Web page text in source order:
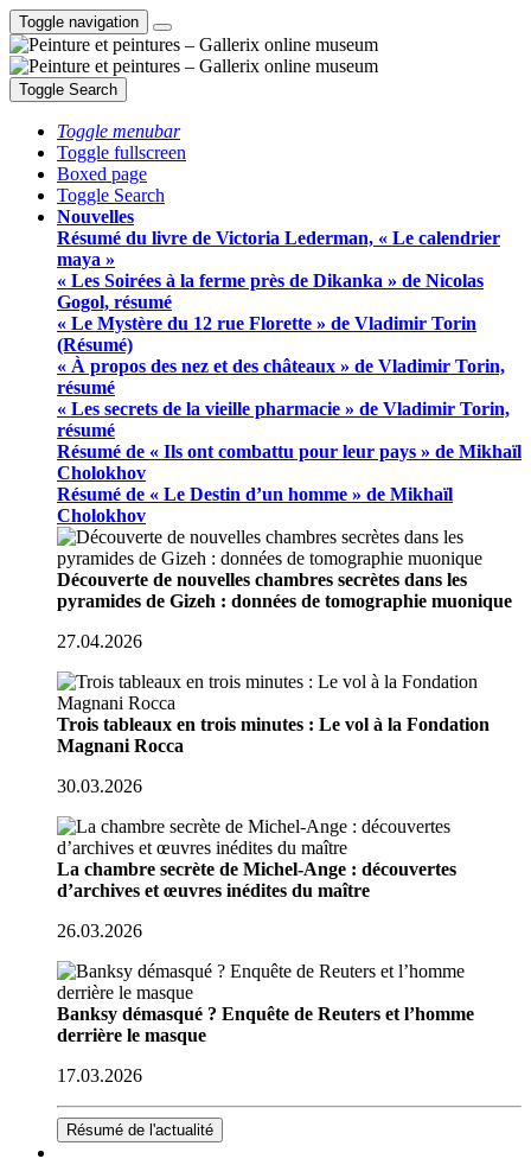
Toggle navigation
Toggle Search
Toggle menubar
Toggle fullscreen
Boxed page
Toggle Search
Nouvelles
Résumé du livre de Victoria Lederman, « Le calendrier
maya »
« Les Soirées à la ferme près de Dikanka » de Nicolas
Gogol, résumé
« Le Mystère du 12 rue Florette » de Vladimir Torin
(Résumé)
« À propos des nez et des châteaux » de Vladimir Torin,
résumé
« Les secrets de la vieille pharmacie » de Vladimir Torin,
résumé
Résumé de « Ils ont combattu pour leur pays » de Mikhaïl
Cholokhov
Résumé de « Le Destin d’un homme » de Mikhaïl
Cholokhov
Découverte de nouvelles chambres secrètes dans les
pyramides de Gizeh : données de tomographie muonique
27.04.2026
Trois tableaux en trois minutes : Le vol à la Fondation
Magnani Rocca
30.03.2026
La chambre secrète de Michel-Ange : découvertes
d’archives et œuvres inédites du maître
26.03.2026
Banksy démasqué ? Enquête de Reuters et l’homme
derrière le masque
17.03.2026
Résumé de l'actualité